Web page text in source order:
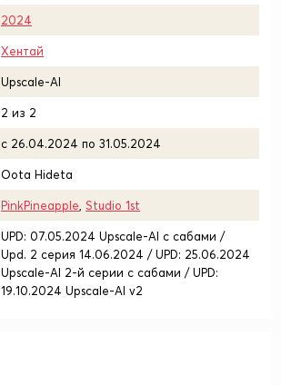
2024
Хентай
Upscale-AI
2 из 2
c 26.04.2024 по 31.05.2024
Oota Hideta
PinkPineapple Studio 1st
UPD: 07.05.2024 Upscale-AI с сабами /
Upd. 2 серия 14.06.2024 / UPD: 25.06.2024
Upscale-AI 2-й серии с сабами / UPD:
19.10.2024 Upscale-AI v2